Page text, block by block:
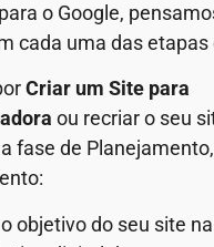
o Google,
cada uma das etapas
Criar um Site para
ou recriar o seu
fase de
objetivo do seu site